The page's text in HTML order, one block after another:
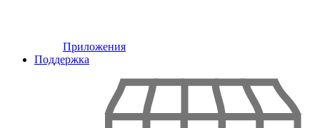
Приложения
Поддержка